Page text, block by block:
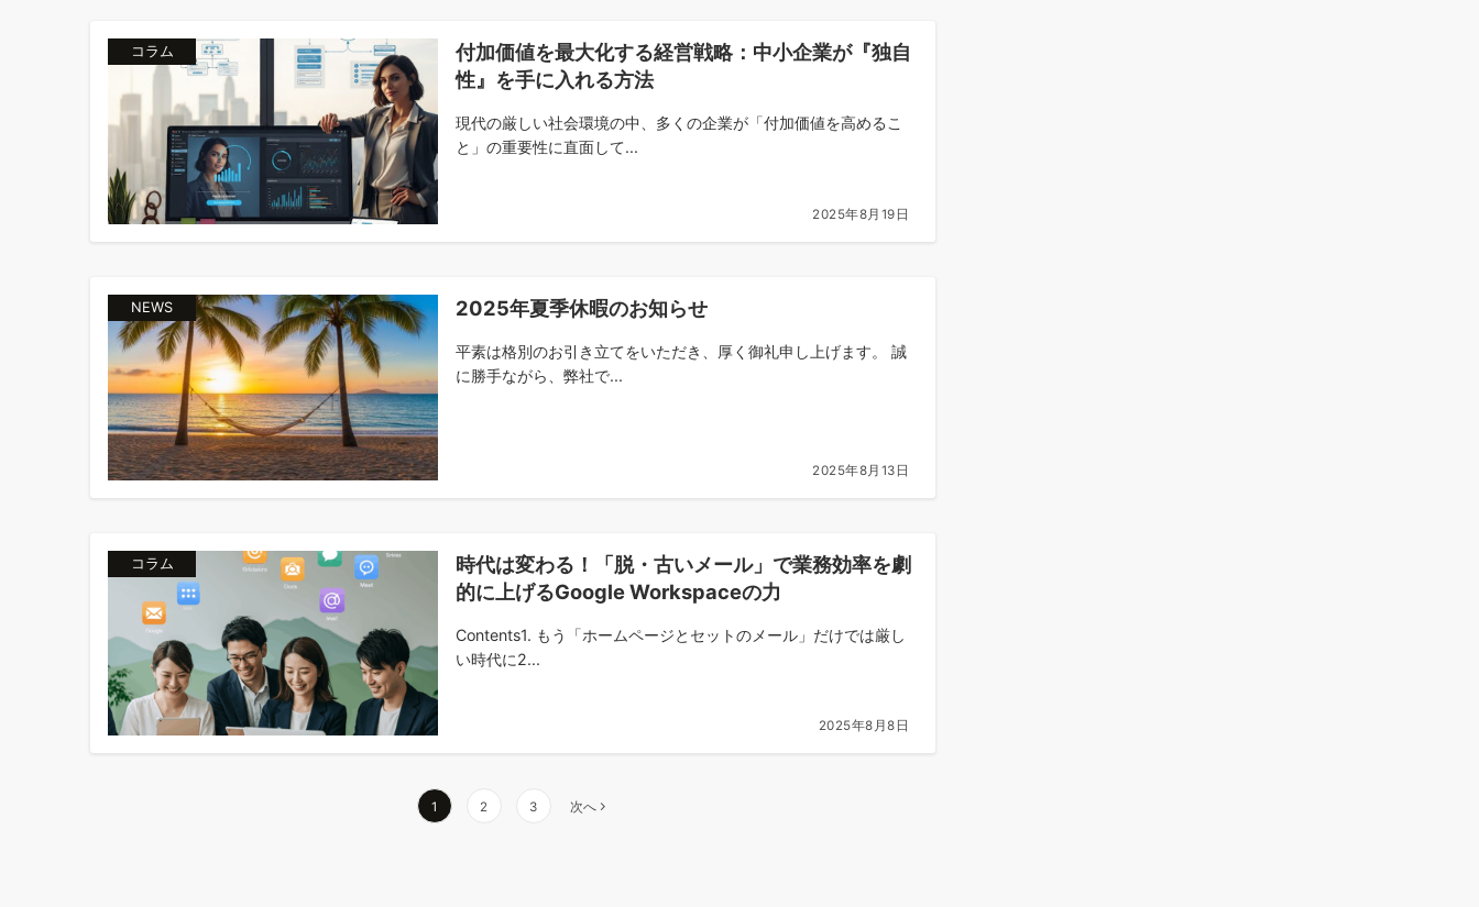
コラム
付加価値を最大化する経営戦略：中小企業が『独自
性』を手に入れる方法
現代の厳しい社会環境の中、多くの企業が「付加価値を高めるこ
と」の重要性に直面して...
2025年8月19日
NEWS 2025年夏季休暇のお知らせ
平素は格別のお引き立てをいただき、厚く御礼申し上げます。 誠
に勝手ながら、弊社で...
2025年8月13日
コラム
時代は変わる！「脱・古いメール」で業務効率を劇
的に上げるGoogle Workspaceの力
Contents1. もう「ホームページとセットのメール」だけでは厳し
い時代に2...
2025年8月8日
1 2 3 次へ